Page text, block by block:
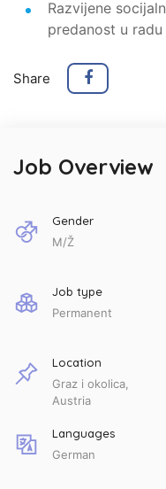
Razvijene
predanost u
Share
Job Overview
Gender
M/Ž
Job type
Permanent
Location
Graz i okolica,
Austria
Languages
German